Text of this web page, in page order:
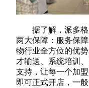
据了解，派多格
两大保障：服务保
物行业全方位的优
才输送、系统培训
支持，让每一个加
即可正式开店，一